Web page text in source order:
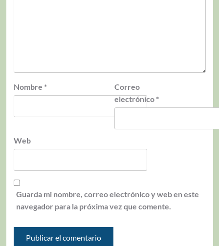
Nombre *
Correo
electrónico *
Web
Guarda mi nombre, correo electrónico y web en este
navegador para la próxima vez que comente.